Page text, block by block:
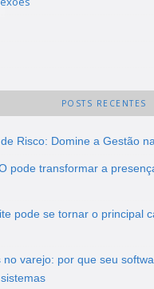
POSTS RECENTES
Risco: Domine a Gestão
pode transformar a
pode se tornar o principal
no varejo: por que seu